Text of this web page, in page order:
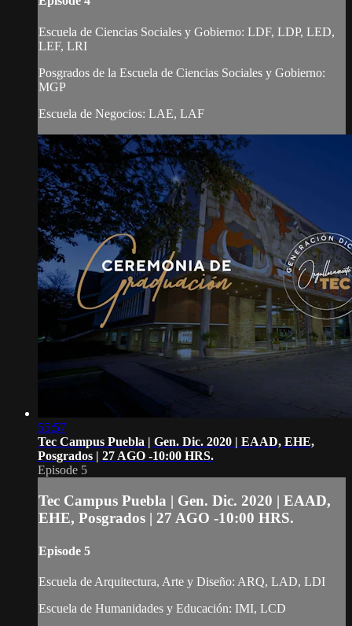
Escuela de Ciencias Sociales y Gobierno: LDF, LDP, LED,
LEF, LRI
Posgrados de la Escuela de Ciencias Sociales y Gobierno:
MGP
Escuela de Negocios: LAE, LAF
55:57
Tec Campus Puebla | Gen. Dic. 2020 | EAAD, EHE,
Posgrados | 27 AGO -10:00 HRS.
Episode 5
Tec Campus Puebla | Gen. Dic. 2020 | EAAD,
EHE, Posgrados | 27 AGO -10:00 HRS.
Episode 5
Escuela de Arquitectura, Arte y Diseño: ARQ, LAD, LDI
Escuela de Humanidades y Educación: IMI, LCD